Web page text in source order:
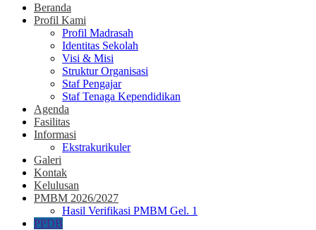
Beranda
Profil Kami
Profil Madrasah
Identitas Sekolah
Visi & Misi
Struktur Organisasi
Staf Pengajar
Staf Tenaga Kependidikan
Agenda
Fasilitas
Informasi
Ekstrakurikuler
Galeri
Kontak
Kelulusan
PMBM 2026/2027
Hasil Verifikasi PMBM Gel. 1
PPDB